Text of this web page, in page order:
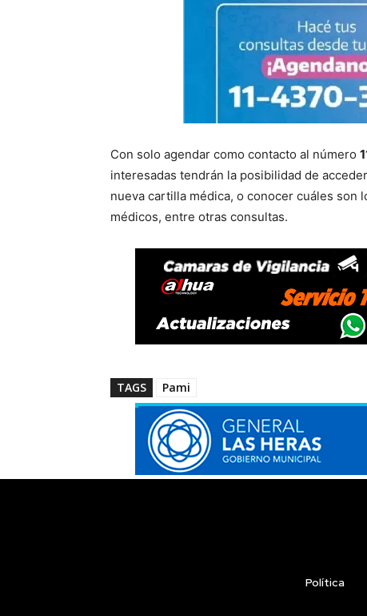
Con solo agendar como contacto al número
interesadas tendrán la posibilidad de
nueva cartilla médica, o conocer cuáles
médicos, entre otras consultas.
TAGS Pami
Política